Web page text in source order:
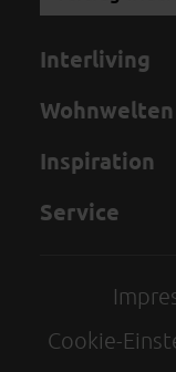
Interliving
Wohnwelten
Inspiration
Service
Cookie-